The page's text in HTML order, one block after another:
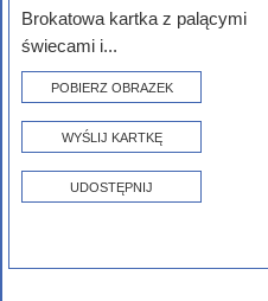
Brokatowa kartka z palącymi
świecami i...
POBIERZ OBRAZEK
WYŚLIJ KARTKĘ
UDOSTĘPNIJ